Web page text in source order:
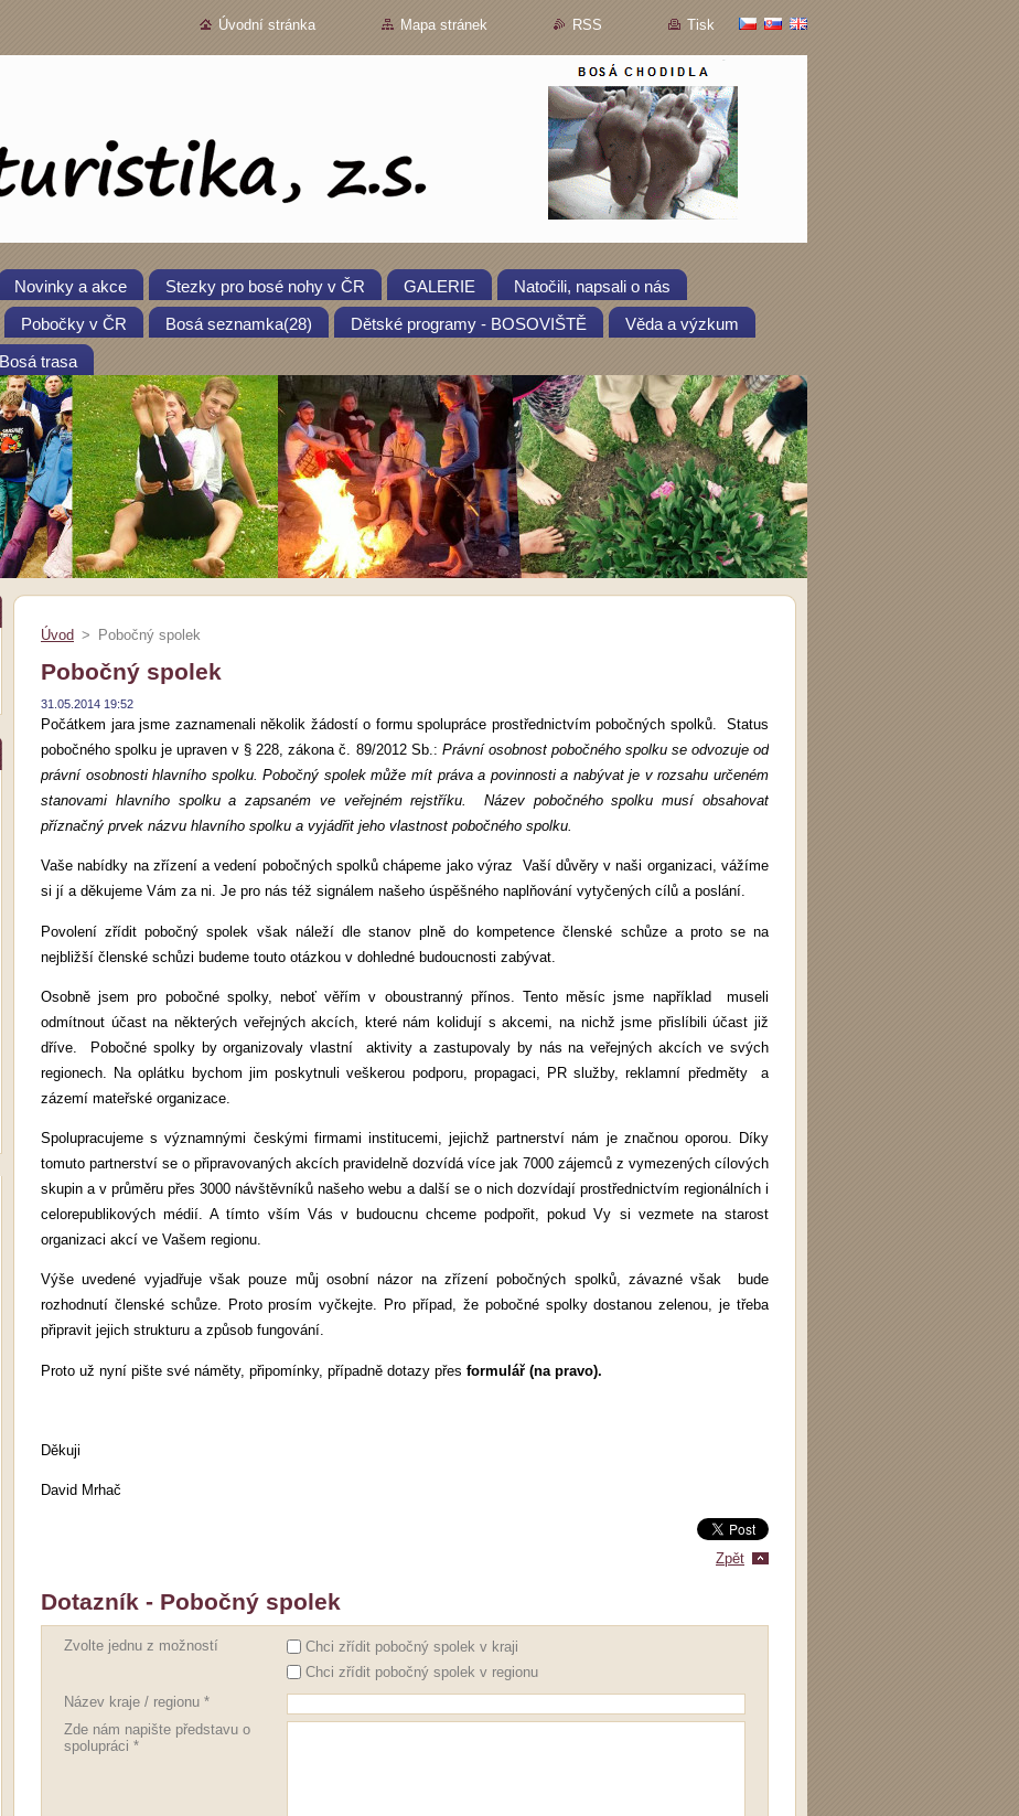
Úvodní stránka Mapa stránek RSS Tisk
Novinky a akce Stezky pro bosé nohy v ČR GALERIE Natočili, napsali o nás
Pobočky v ČR Bosá seznamka(28) Dětské programy - BOSOVIŠTĚ Věda a výzkum
Bosá trasa
Úvod > Pobočný spolek
Pobočný spolek
31.05.2014 19:52
Počátkem jara jsme zaznamenali několik žádostí o formu spolupráce prostřednictvím pobočných spolků. Status
pobočného spolku je upraven v § 228, zákona č. 89/2012 Sb.: Právní osobnost pobočného spolku se odvozuje od
právní osobnosti hlavního spolku. Pobočný spolek může mít práva a povinnosti a nabývat je v rozsahu určeném
stanovami hlavního spolku a zapsaném ve veřejném rejstříku. Název pobočného spolku musí obsahovat
příznačný prvek názvu hlavního spolku a vyjádřit jeho vlastnost pobočného spolku.
Vaše nabídky na zřízení a vedení pobočných spolků chápeme jako výraz Vaší důvěry v naši organizaci, vážíme
si jí a děkujeme Vám za ni. Je pro nás též signálem našeho úspěšného naplňování vytyčených cílů a poslání.
Povolení zřídit pobočný spolek však náleží dle stanov plně do kompetence členské schůze a proto se na
nejbližší členské schůzi budeme touto otázkou v dohledné budoucnosti zabývat.
Osobně jsem pro pobočné spolky, neboť věřím v oboustranný přínos. Tento měsíc jsme například museli
odmítnout účast na některých veřejných akcích, které nám kolidují s akcemi, na nichž jsme přislíbili účast již
dříve. Pobočné spolky by organizovaly vlastní aktivity a zastupovaly by nás na veřejných akcích ve svých
regionech. Na oplátku bychom jim poskytnuli veškerou podporu, propagaci, PR služby, reklamní předměty a
zázemí mateřské organizace.
Spolupracujeme s významnými českými firmami institucemi, jejichž partnerství nám je značnou oporou. Díky
tomuto partnerství se o připravovaných akcích pravidelně dozvídá více jak 7000 zájemců z vymezených cílových
skupin a v průměru přes 3000 návštěvníků našeho webu a další se o nich dozvídají prostřednictvím regionálních i
celorepublikových médií. A tímto vším Vás v budoucnu chceme podpořit, pokud Vy si vezmete na starost
organizaci akcí ve Vašem regionu.
Výše uvedené vyjadřuje však pouze můj osobní názor na zřízení pobočných spolků, závazné však bude
rozhodnutí členské schůze. Proto prosím vyčkejte. Pro případ, že pobočné spolky dostanou zelenou, je třeba
připravit jejich strukturu a způsob fungování.
Proto už nyní pište své náměty, připomínky, případně dotazy přes formulář (na pravo).
Děkuji
David Mrhač
Zpět
Dotazník - Pobočný spolek
Zvolte jednu z možností
Chci zřídit pobočný spolek v kraji
Chci zřídit pobočný spolek v regionu
Název kraje / regionu *
Zde nám napište představu o
spolupráci *